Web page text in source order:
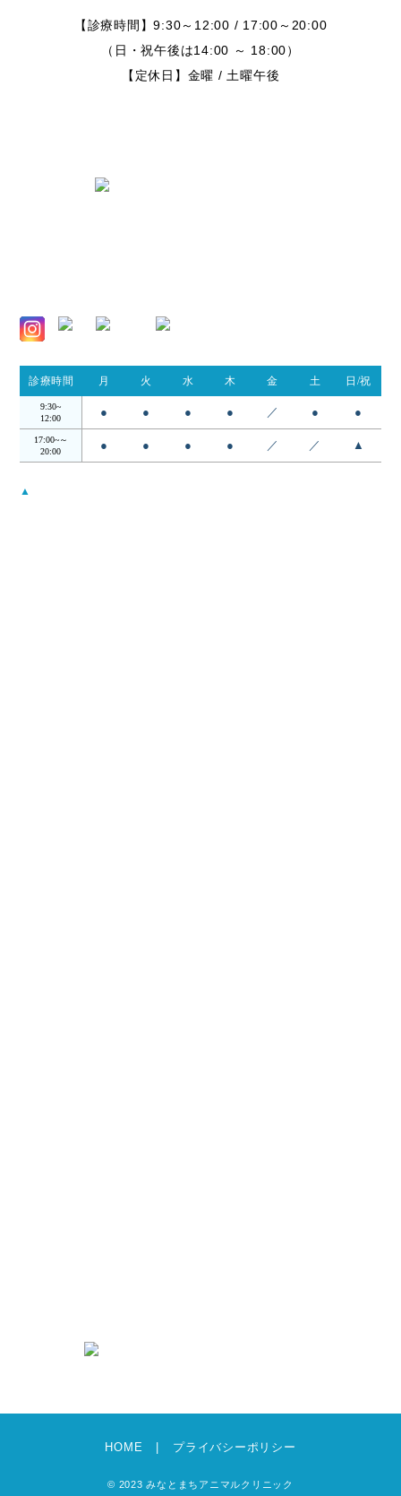
【診療時間】9:30～12:00 / 17:00～20:00
（日・祝午後は14:00 ～ 18:00）
【定休日】金曜 / 土曜午後
診療時間 月 火 水 木 金 土 日/祝
9:30~
12:00
● ● ● ● ／ ● ●
17:00~～
20:00
● ● ● ● ／ ／ ▲
▲
HOME プライバシーポリシー
© 2023 みなとまちアニマルクリニック